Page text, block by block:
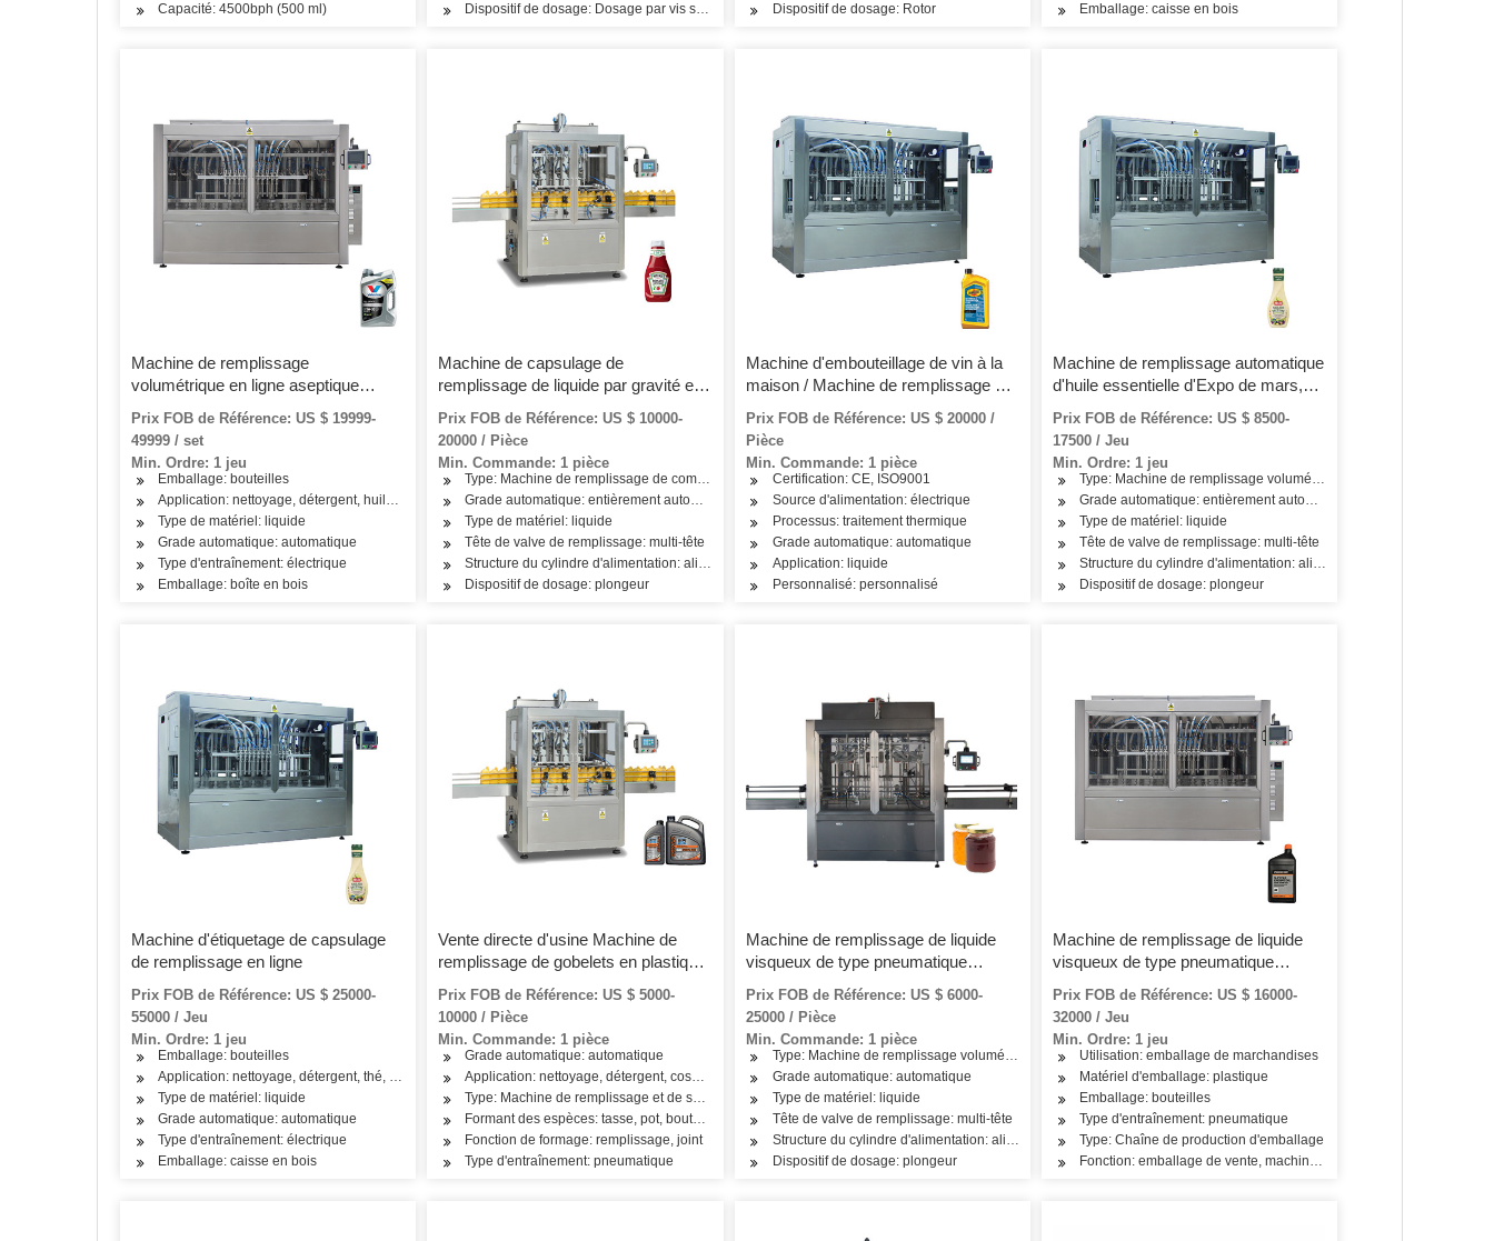
Capacité: 4500bph (500 ml)
Dispositif de dosage: Dosage par vis sans fin
Dispositif de dosage: Rotor
Emballage: caisse en bois
Machine de remplissage
volumétrique en ligne aseptique
automatique Yg-4 20-500ml
Prix FOB de Référence: US $ 19999-
49999 / set
Min. Ordre: 1 jeu
Emballage: bouteilles
Application: nettoyage, détergent, huile, cosmétiques, produits de soins de la peau, produits de soins capillaires, produits laitiers, boissons, produits pharmaceutiques
Type de matériel: liquide
Grade automatique: automatique
Type d'entraînement: électrique
Emballage: boîte en bois
Machine de capsulage de
remplissage de liquide par gravité en
ligne automatique
Prix FOB de Référence: US $ 10000-
20000 / Pièce
Min. Commande: 1 pièce
Type: Machine de remplissage de comptage
Grade automatique: entièrement automatique
Type de matériel: liquide
Tête de valve de remplissage: multi-tête
Structure du cylindre d'alimentation: alimentation en une seule pièce
Dispositif de dosage: plongeur
Machine d'embouteillage de vin à la
maison / Machine de remplissage de
vin en ligne / Bouteilles en verre de
machine de remplissage de vin rouge
Prix FOB de Référence: US $ 20000 /
Pièce
Min. Commande: 1 pièce
Certification: CE, ISO9001
Source d'alimentation: électrique
Processus: traitement thermique
Grade automatique: automatique
Application: liquide
Personnalisé: personnalisé
Machine de remplissage automatique
d'huile essentielle d'Expo de mars,
remplisseuses en ligne de pistons de
machines
Prix FOB de Référence: US $ 8500-
17500 / Jeu
Min. Ordre: 1 jeu
Type: Machine de remplissage volumétrique
Grade automatique: entièrement automatique
Type de matériel: liquide
Tête de valve de remplissage: multi-tête
Structure du cylindre d'alimentation: alimentation à deux chambres
Dispositif de dosage: plongeur
Machine d'étiquetage de capsulage
de remplissage en ligne
Prix FOB de Référence: US $ 25000-
55000 / Jeu
Min. Ordre: 1 jeu
Emballage: bouteilles
Application: nettoyage, détergent, thé, poisson, viande, collation, riz, farine, assaisonnement, huile, cosmétiques, produits de soins de la peau, produits de soins capillaires, produits laitiers, boissons
Type de matériel: liquide
Grade automatique: automatique
Type d'entraînement: électrique
Emballage: caisse en bois
Vente directe d'usine Machine de
remplissage de gobelets en plastique
Prix FOB de Référence: US $ 5000-
10000 / Pièce
Min. Commande: 1 pièce
Grade automatique: automatique
Application: nettoyage, détergent, cosmétiques, boissons, produits laitiers, produits de soins capillaires, huile, thé, légumes, fruits, collation, riz, farine, yogourt, crème
Type: Machine de remplissage et de scellage
Formant des espèces: tasse, pot, bouteille, boîte, plateau
Fonction de formage: remplissage, joint
Type d'entraînement: pneumatique
Machine de remplissage de liquide
visqueux de type pneumatique
intellectuel en ligne
Prix FOB de Référence: US $ 6000-
25000 / Pièce
Min. Commande: 1 pièce
Type: Machine de remplissage volumétrique
Grade automatique: automatique
Type de matériel: liquide
Tête de valve de remplissage: multi-tête
Structure du cylindre d'alimentation: alimentation en une seule pièce
Dispositif de dosage: plongeur
Machine de remplissage de liquide
visqueux de type pneumatique
intellectuel en ligne
Prix FOB de Référence: US $ 16000-
32000 / Jeu
Min. Ordre: 1 jeu
Utilisation: emballage de marchandises
Matériel d'emballage: plastique
Emballage: bouteilles
Type d'entraînement: pneumatique
Type: Chaîne de production d'emballage
Fonction: emballage de vente, machine de remplissage d'huile de